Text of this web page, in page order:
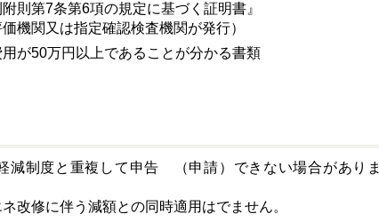
則第7条第6項の規定に基づく証明書』
機関又は指定確認検査機関が発行）
が50万円以上であることが分かる書類
減制度と重複して申告 （申請）できない場合がありま
改修に伴う減額との同時適用はでません。